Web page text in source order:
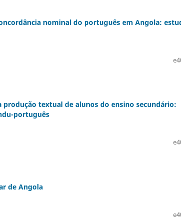
nominal do português em Angola:
textual de alunos do ensino secundário:
português
de Angola